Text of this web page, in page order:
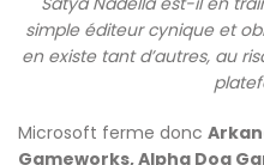
simple éditeur cynique et
en existe tant d’autres, au
Microsoft ferme donc
Gameworks, Alpha Dog